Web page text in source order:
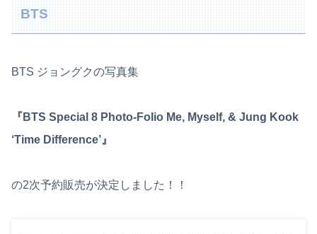
BTS
BTS ジョングクの写真集
『BTS Special 8 Photo-Folio Me, Myself, & Jung Kook
‘Time Difference’』
の2次予約販売が決定しました！！